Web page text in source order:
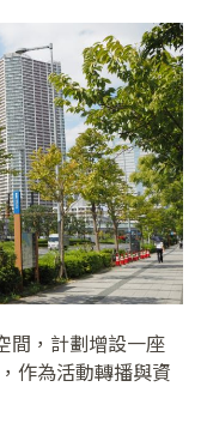
間，計劃增設一座
作為活動轉播與資